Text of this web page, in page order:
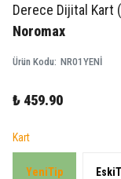
Derece Dijital Kart
Noromax
Ürün Kodu: NR01YENİ
₺ 459.90
Kart
YeniTip